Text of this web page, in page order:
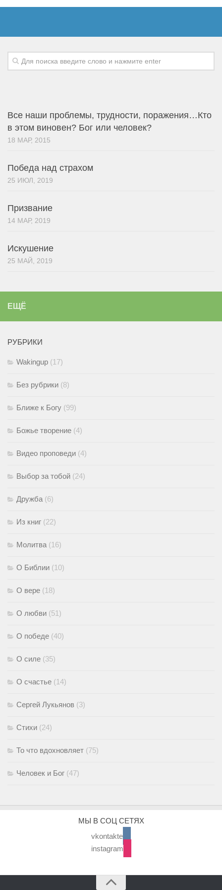
Дружба
Молитва
О Библии
О победе
Стихи
Человек и Бог
Все наши проблемы, трудности, поражения…Кто
в этом виновен? Бог или человек?
18 МАР, 2015
Победа над страхом
25 ИЮЛ, 2019
Призвание
14 МАР, 2019
Искушение
25 МАЙ, 2019
ЕЩЁ
РУБРИКИ
Wakingup (17)
Без рубрики (8)
Ближе к Богу (99)
Божье творение (4)
Видео проповеди (4)
Выбор за тобой (24)
Дружба (6)
Из книг (22)
Молитва (16)
О Библии (10)
О вере (18)
О любви (51)
О победе (40)
О силе (35)
О счастье (14)
Сергей Лукьянов (3)
Стихи (24)
То что вдохновляет (75)
Человек и Бог (47)
МЫ В СОЦ СЕТЯХ
vkontakte
instagram